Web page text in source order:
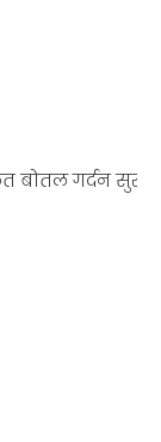
बोतल गर्दन